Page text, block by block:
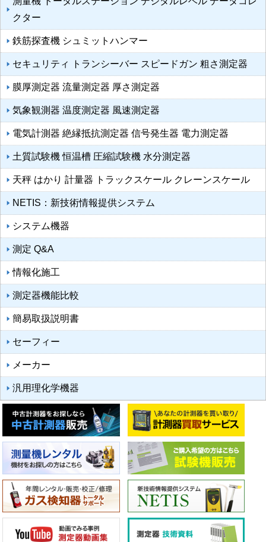
クター
鉄筋探査機 シュミットハンマー
セキュリティ トランシーバー スピードガン 粗さ測定器
膜厚測定器 流量測定器 厚さ測定器
気象観測器 温度測定器 風速測定器
電気計測器 絶縁抵抗測定器 信号発生器 電力測定器
土質試験機 恒温槽 圧縮試験機 水分測定器
天秤 はかり 計量器 トラックスケール クレーンスケール
NETIS：新技術情報提供システム
システム機器
測定 Q&A
情報化施工
測定器機能比較
簡易取扱説明書
セーフィー
メーカー
汎用理化学機器